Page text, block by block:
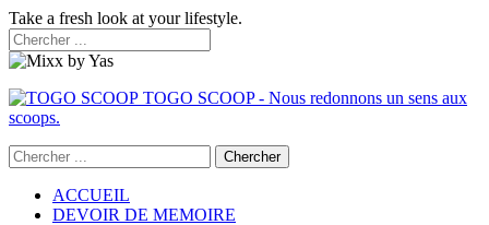
Take a fresh look at your lifestyle.
TOGO SCOOP - Nous redonnons un sens aux
scoops.
ACCUEIL
DEVOIR DE MEMOIRE